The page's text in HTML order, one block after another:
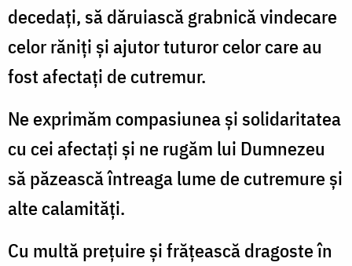
decedaţi, să dăruiască grabnică vindecare
celor răniţi şi ajutor tuturor celor care au
fost afectaţi de cutremur.
Ne exprimăm compasiunea şi solidaritatea
cu cei afectaţi şi ne rugăm lui Dumnezeu
să păzească întreaga lume de cutremure şi
alte calamităţi.
Cu multă preţuire şi frăţească dragoste în